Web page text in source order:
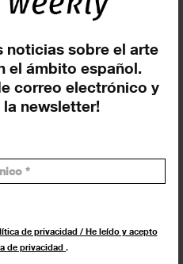
noticias sobre el arte
el ámbito español.
correo electrónico y
newsletter!
de privacidad / He leído y acepto
de privacidad .
presenta su